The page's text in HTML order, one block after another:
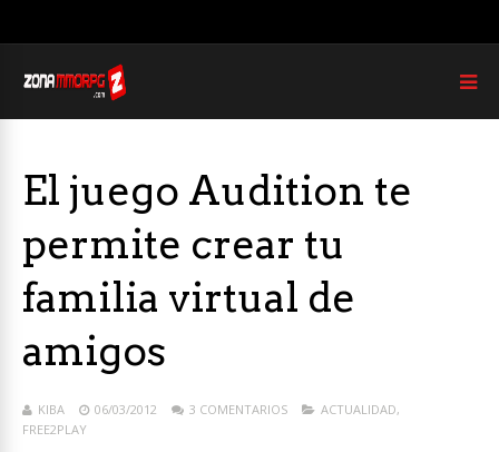
El juego Audition te
permite crear tu
familia virtual de
amigos
KIBA 06/03/2012 3 COMENTARIOS ACTUALIDAD,
FREE2PLAY